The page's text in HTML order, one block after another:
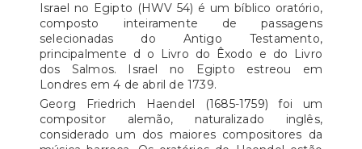
Israel no Egipto (HWV 54) é um bíblico oratório,
composto inteiramente de passagens
selecionadas do Antigo Testamento,
principalmente d o Livro do Êxodo e do Livro
dos Salmos. Israel no Egipto estreou em
Londres em 4 de abril de 1739.
Georg Friedrich Haendel (1685-1759) foi um
compositor alemão, naturalizado inglês,
considerado um dos maiores compositores da